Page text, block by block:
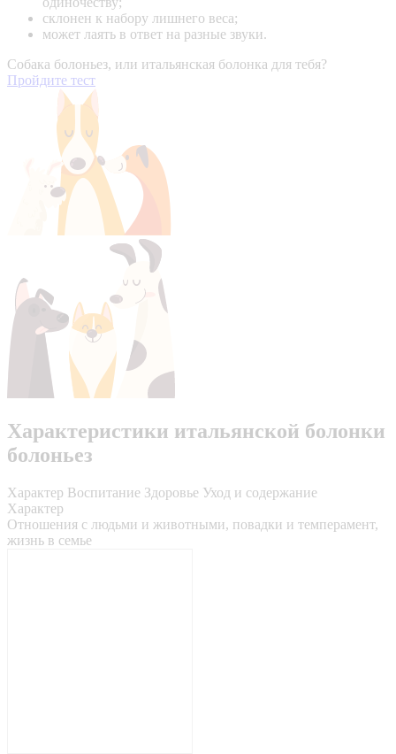
склонен к набору лишнего веса;
может лаять в ответ на разные звуки.
Собака болоньез, или итальянская болонка для тебя?
Пройдите тест
Характеристики итальянской болонки
болоньез
Характер Воспитание Здоровье Уход и содержание
Характер
Отношения с людьми и животными, повадки и темперамент,
жизнь в семье